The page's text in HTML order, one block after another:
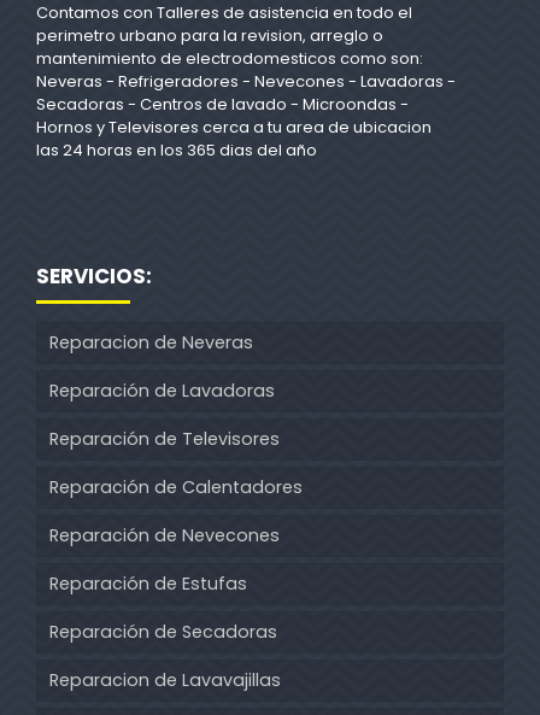
Contamos con Talleres de asistencia en todo el
perimetro urbano para la revision, arreglo o
mantenimiento de electrodomesticos como son:
Neveras - Refrigeradores - Nevecones - Lavadoras -
Secadoras - Centros de lavado - Microondas -
Hornos y Televisores cerca a tu area de ubicacion
las 24 horas en los 365 dias del año
SERVICIOS:
Reparacion de Neveras
Reparación de Lavadoras
Reparación de Televisores
Reparación de Calentadores
Reparación de Nevecones
Reparación de Estufas
Reparación de Secadoras
Reparacion de Lavavajillas